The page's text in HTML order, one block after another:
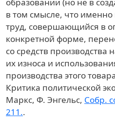
в том смысле, что именно
труд, совершающийся в
конкретной форме,
со средств
их износа и
производства этого
Критика политической
Маркс, Ф. Энгельс, Собр.
211..